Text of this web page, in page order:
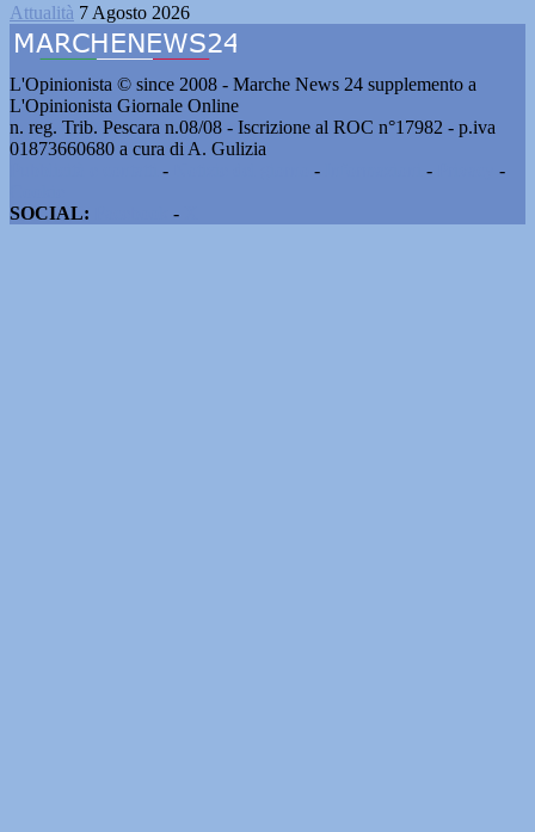
Attualità 7 Agosto 2026
L'Opinionista © since 2008 - Marche News 24 supplemento a
L'Opinionista Giornale Online
n. reg. Trib. Pescara n.08/08 - Iscrizione al ROC n°17982 - p.iva
01873660680 a cura di A. Gulizia
- - -
-
SOCIAL:
-